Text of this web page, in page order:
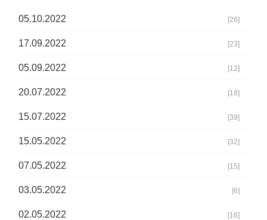
05.10.2022 [26]
17.09.2022 [23]
05.09.2022 [12]
20.07.2022 [18]
15.07.2022 [39]
15.05.2022 [32]
07.05.2022 [15]
03.05.2022 [6]
02.05.2022 [16]